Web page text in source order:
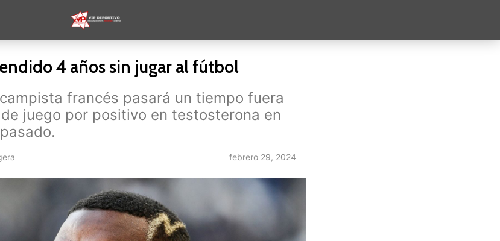
4 años sin jugar al fútbol
francés pasará un tiempo fuera
juego por positivo en testosterona en
febrero 29, 2024